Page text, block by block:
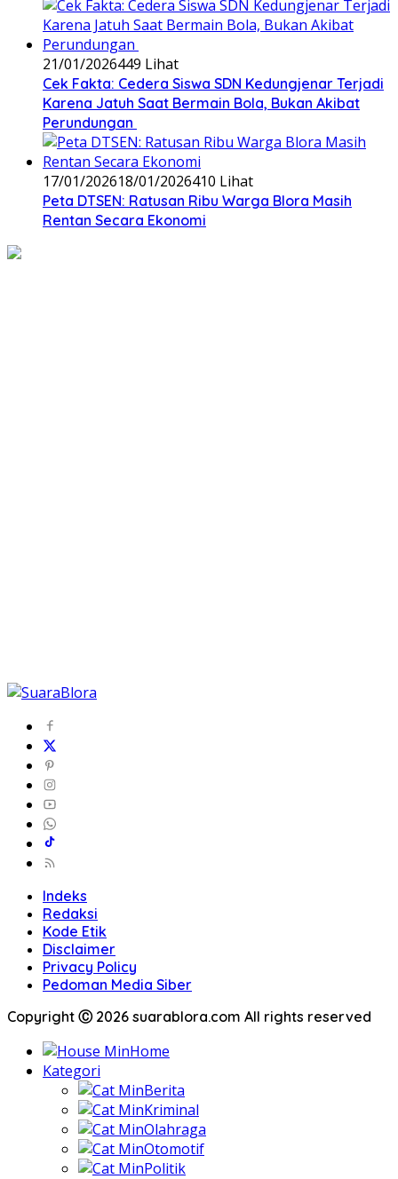
21/01/2026449 Lihat
Cek Fakta: Cedera Siswa SDN Kedungjenar Terjadi
Karena Jatuh Saat Bermain Bola, Bukan Akibat
Perundungan ‎
17/01/202618/01/2026410 Lihat
‎Peta DTSEN: Ratusan Ribu Warga Blora Masih
Rentan Secara Ekonomi
Indeks
Redaksi
Kode Etik
Disclaimer
Privacy Policy
Pedoman Media Siber
Copyright Ⓒ 2026 suarablora.com All rights reserved
Home
Kategori
Berita
Kriminal
Olahraga
Otomotif
Politik